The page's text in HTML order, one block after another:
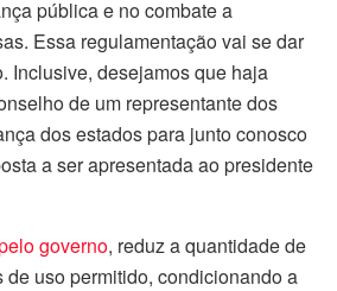
pública e no combate a
Essa regulamentação vai se dar
Inclusive, desejamos que haja
de um representante dos
dos estados para junto conosco
a ser apresentada ao presidente
governo, reduz a quantidade de
de uso permitido, condicionando a